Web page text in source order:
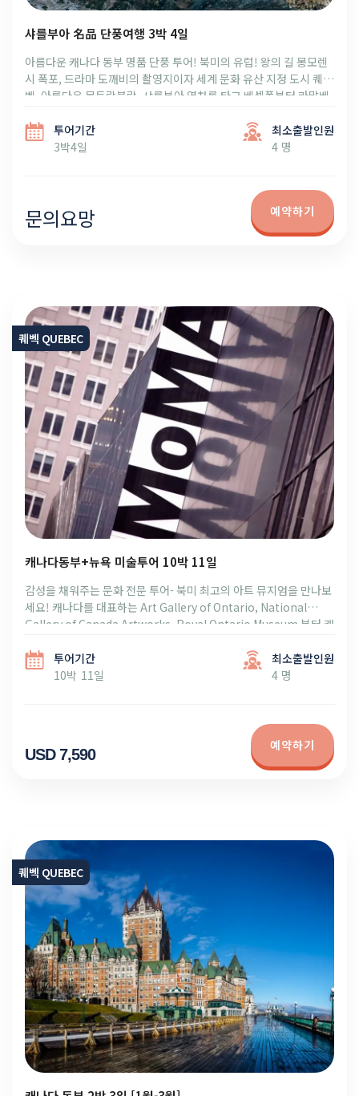
샤를부아 名品 단풍여행 3박 4일
아름다운 캐나다 동부 명품 단풍 투어! 북미의 유럽! 왕의 길 몽모렌
시 폭포, 드라마 도깨비의 촬영지이자 세계 문화 유산 지정 도시 퀘
벡, 아름다운 몽트랑블랑, 샤를부아 열차를 타고 베셍폴부터 라말베
로 마무리하는 2026 캐나다 동부 명품 단풍 여행!
문의요망 예약하기
투어기간
3박4일
최소출발인원
4 명
퀘벡 QUEBEC
캐나다동부+뉴욕 미술투어 10박 11일
감성을 채워주는 문화 전문 투어- 북미 최고의 아트 뮤지엄을 만나보
세요! 캐나다를 대표하는 Art Gallery of Ontario, National
Gallery of Canada Artworks, Royal Ontario Museum 부터 캐
욕의 MOMA, 구겐하임 미술관 그리고 티팹 뉴욕, 프리즈 페어까지
참가하는 기회를 잡으세요.
USD 7,590
예약하기
투어기간
10박 11일
최소출발인원
4 명
퀘벡 QUEBEC